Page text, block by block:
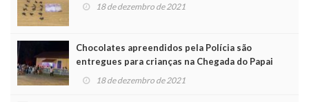
18 de dezembro de 2021
Chocolates apreendidos pela Polícia são
entregues para crianças na Chegada do Papai
Noel
18 de dezembro de 2021